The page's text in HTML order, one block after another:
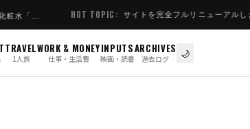
TOPIC: サイトを完全フルリニューアルしました NOW
TRAVEL
1人旅
WORK & MONEY
仕事・生活費
INPUTS
映画・読書
ARCHIVES
過去ログ 🌙